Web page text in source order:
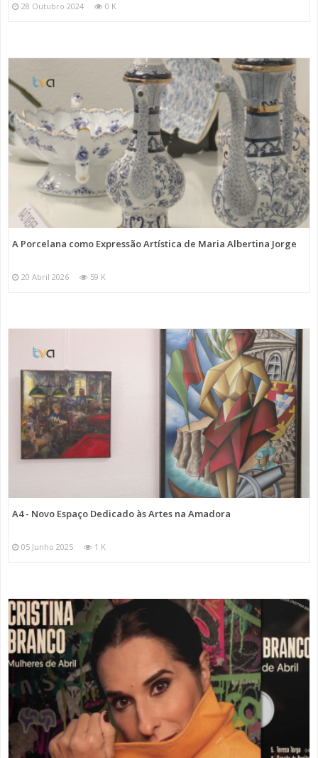
28 Outubro 2024 0 K
A Porcelana como Expressão Artística de Maria Albertina Jorge
20 Abril 2026 59 K
A4 - Novo Espaço Dedicado às Artes na Amadora
05 Junho 2025 1 K